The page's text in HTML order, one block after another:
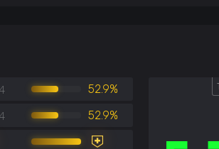
52.9%
52.9%